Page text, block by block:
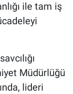
ile tam iş
Müdürlüğü
lideri